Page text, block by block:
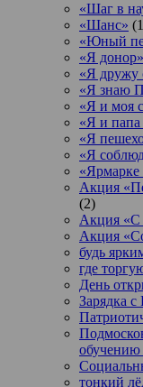
«Шаг в
«Шанс»
«Юный
«Я донор»
«Я дружу
«Я знаю
«Я и моя
«Я и
«Я
«Я
«Ярмарке
Акция
(2)
Акция «С
Акция
будь
где
День
Зарядка с
обучению
тонкий